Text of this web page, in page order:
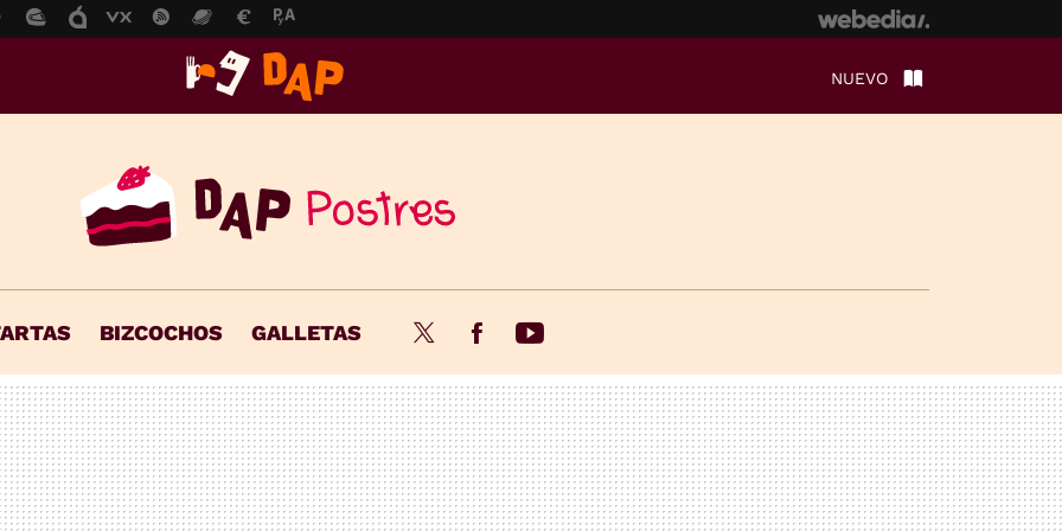
NUEVO
BIZCOCHOS GALLETAS Twitter Facebook